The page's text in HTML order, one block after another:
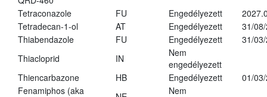
Tetraconazole
FU Engedélyezett
Tetradecan-1-ol
AT Engedélyezett
31/
Thiabendazole
FU Engedélyezett
31/
Thiacloprid
IN
Nem
engedélyezett
Thiencarbazone
HB Engedélyezett
01/
Fenamiphos (aka
Nem